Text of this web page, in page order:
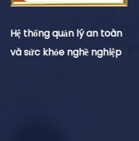
Hệ thống quản lý an toàn
và sức khỏe nghề nghiệp